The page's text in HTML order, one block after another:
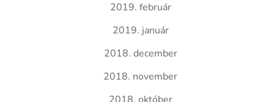
2019. február
2019. január
2018. december
2018. november